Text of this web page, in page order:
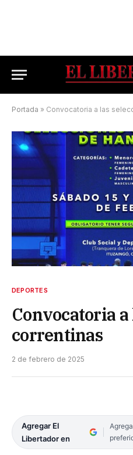
Portada » Convocatoria a las
DEPORTES
Convocatoria
correntinas
2 de febrero de 2025
Agregar El
Libertador en